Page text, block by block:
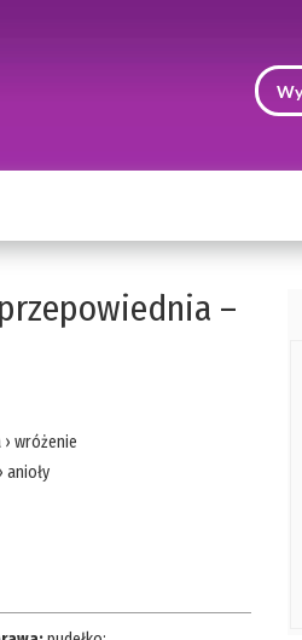
–
› wróżenie
anioły